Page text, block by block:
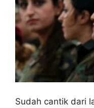
Sudah cantik dari